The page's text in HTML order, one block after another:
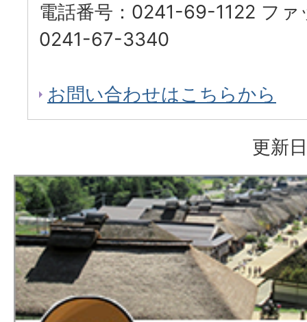
電話番号：0241-69-1122 ファ
0241-67-3340
お問い合わせはこちらから
更新